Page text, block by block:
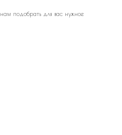
подобрать для вас нужное